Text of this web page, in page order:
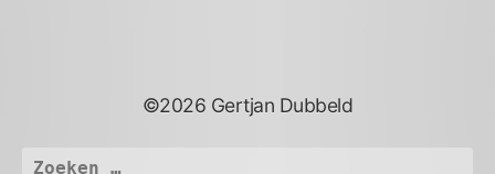
©2026 Gertjan Dubbeld
Zoeken